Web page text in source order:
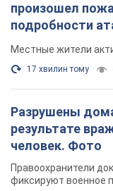
произошел
подробности
Местные жители
17 хвилин тому
Разрушены
результате
человек. Фото
Правоохранители
фиксируют военное